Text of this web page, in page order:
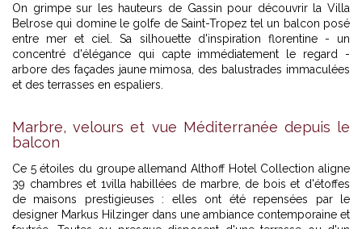
On grimpe sur les hauteurs de Gassin pour découvrir la Villa
Belrose qui domine le golfe de Saint-Tropez tel un balcon posé
entre mer et ciel. Sa silhouette d'inspiration florentine - un
concentré d'élégance qui capte immédiatement le regard -
arbore des façades jaune mimosa, des balustrades immaculées
et des terrasses en espaliers.
Marbre, velours et vue Méditerranée depuis le
balcon
Ce 5 étoiles du groupe allemand Althoff Hotel Collection aligne
39 chambres et 1villa habillées de marbre, de bois et d'étoffes
de maisons prestigieuses : elles ont été repensées par le
designer Markus Hilzinger dans une ambiance contemporaine et